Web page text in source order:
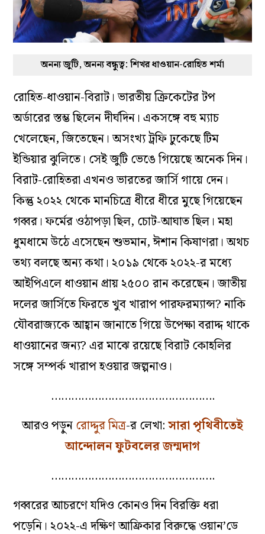
অনন্য জুটি, অনন্য বন্ধুত্ব: শিখর ধাওয়ান-রোহিত শর্মা
রোহিত-ধাওয়ান-বিরাট। ভারতীয় ক্রিকেটের টপ
অর্ডারের স্তম্ভ ছিলেন দীর্ঘদিন। একসঙ্গে বহু ম্যাচ
খেলেছেন, জিতেছেন। অসংখ্য ট্রফি ঢুকেছে টিম
ইন্ডিয়ার ঝুলিতে। সেই জুটি ভেঙে গিয়েছে অনেক দিন।
বিরাট-রোহিতরা এখনও ভারতের জার্সি গায়ে দেন।
কিন্তু ২০২২ থেকে মানচিত্রে ধীরে ধীরে মুছে গিয়েছেন
গব্বর। ফর্মের ওঠাপড়া ছিল, চোট-আঘাত ছিল। মহা
ধুমধামে উঠে এসেছেন শুভমান, ঈশান কিষাণরা। অথচ
তথ্য বলছে অন্য কথা। ২০১৯ থেকে ২০২২-র মধ্যে
আইপিএলে ধাওয়ান প্রায় ২৫০০ রান করেছেন। জাতীয়
দলের জার্সিতে ফিরতে খুব খারাপ পারফরম্যান্স? নাকি
যৌবরাজ্যকে আহ্বান জানাতে গিয়ে উপেক্ষা বরাদ্দ থাকে
ধাওয়ানের জন্য? এর মাঝে রয়েছে বিরাট কোহলির
সঙ্গে সম্পর্ক খারাপ হওয়ার জল্পনাও।
………………………………………….
আরও পড়ুনরোদ্দুর মিত্র-র লেখা:সারা পৃথিবীতেই
আন্দোলন ফুটবলের জন্মদাগ
………………………………………….
গব্বরের আচরণে যদিও কোনও দিন বিরক্তি ধরা
পড়েনি। ২০২২-এ দক্ষিণ আফ্রিকার বিরুদ্ধে ওয়ান’ডে